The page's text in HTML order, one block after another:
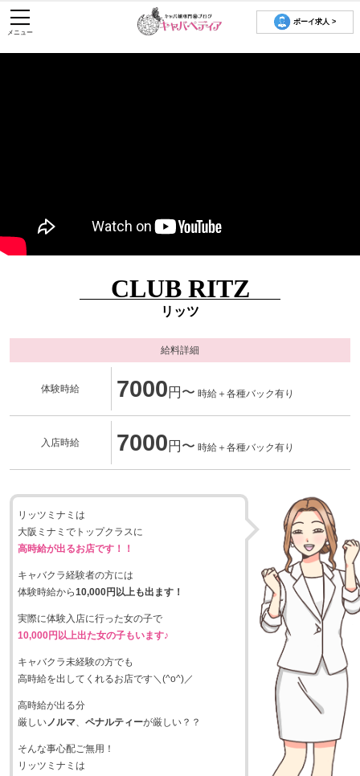
ボーイ求人 >
メニュー
CLUB RITZ
リッツ
給料詳細
体験時給 7000 円〜 時給＋各種バック有り
入店時給 7000 円〜 時給＋各種バック有り
リッツミナミは
大阪ミナミでトップクラスに
高時給が出るお店です！！
キャバクラ経験者の方には
体験時給から10,000円以上も出ます！
実際に体験入店に行った女の子で
10,000円以上出た女の子もいます♪
キャバクラ未経験の方でも
高時給を出してくれるお店です＼(^o^)／
高時給が出る分
厳しいノルマ、 ペナルティーが厳しい？？
そんな事心配ご無用！
リッツミナミは